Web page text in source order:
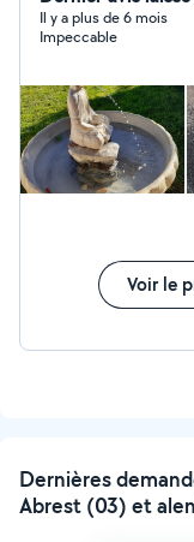
Il y a plus de 6 mois
Impeccable
Voir le
Dernières
Abrest (03) et